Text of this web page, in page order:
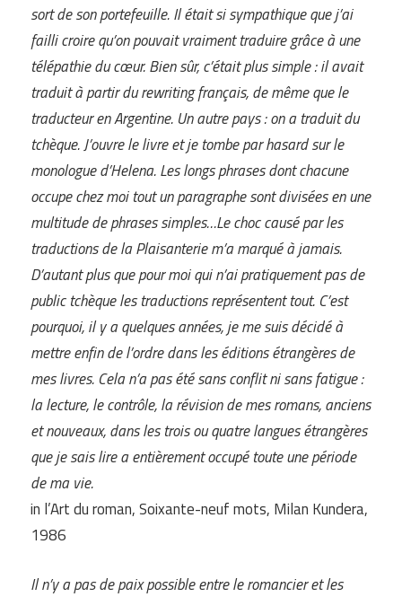
sort de son portefeuille. Il était si sympathique que j’ai
failli croire qu’on pouvait vraiment traduire grâce à une
télépathie du cœur. Bien sûr, c’était plus simple : il avait
traduit à partir du rewriting français, de même que le
traducteur en Argentine. Un autre pays : on a traduit du
tchèque. J’ouvre le livre et je tombe par hasard sur le
monologue d’Helena. Les longs phrases dont chacune
occupe chez moi tout un paragraphe sont divisées en une
multitude de phrases simples…Le choc causé par les
traductions de la Plaisanterie m’a marqué à jamais.
D’autant plus que pour moi qui n’ai pratiquement pas de
public tchèque les traductions représentent tout. C’est
pourquoi, il y a quelques années, je me suis décidé à
mettre enfin de l’ordre dans les éditions étrangères de
mes livres. Cela n’a pas été sans conflit ni sans fatigue :
la lecture, le contrôle, la révision de mes romans, anciens
et nouveaux, dans les trois ou quatre langues étrangères
que je sais lire a entièrement occupé toute une période
de ma vie.
in l’Art du roman, Soixante-neuf mots, Milan Kundera,
1986
Il n’y a pas de paix possible entre le romancier et les